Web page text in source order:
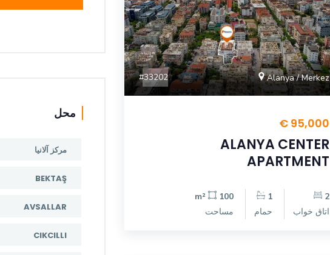
Alanya / Merkez
#33202
95,000 €
ALANYA CENTER
APARTMENT
2
اتاق خواب
1
حمام
100 m²
مساحت
محل
مرکز آلانیا
BEKTAŞ
AVSALLAR
CIKCILLI